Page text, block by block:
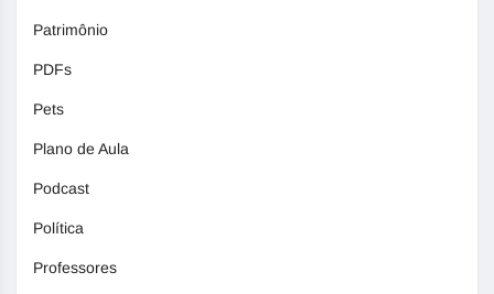
Patrimônio
PDFs
Pets
Plano de Aula
Podcast
Política
Professores